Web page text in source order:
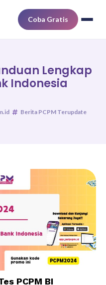
Coba Gratis
Lengkap
Indonesia
Berita PCPM Terupdate
PCPM BI